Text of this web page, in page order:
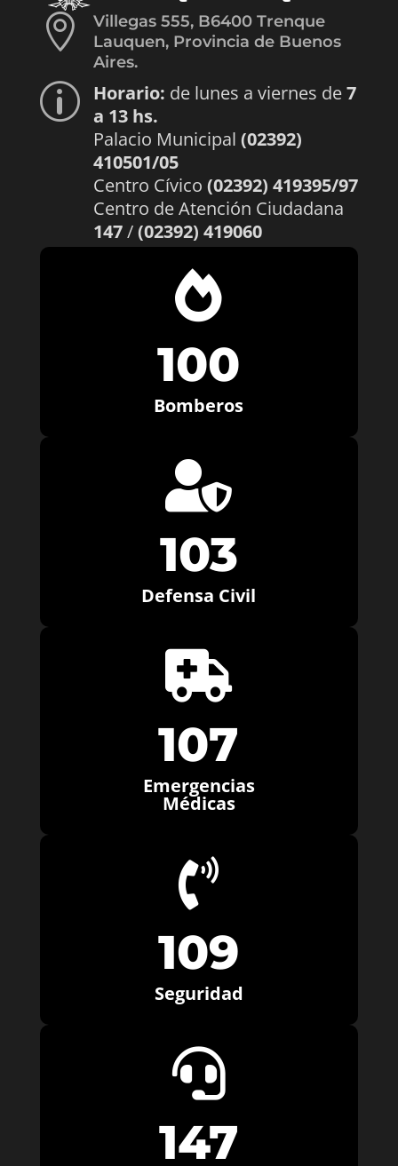

Villegas 555, B6400 Trenque
Lauquen, Provincia de Buenos
Aires.
p Horario: de lunes a viernes de7
a 13 hs.
Palacio Municipal (02392)
410501/05
Centro Cívico (02392) 419395/97
Centro de Atención Ciudadana
147/(02392) 419060

100
Bomberos

103
Defensa Civil

107
Emergencias
Médicas

109
Seguridad

147